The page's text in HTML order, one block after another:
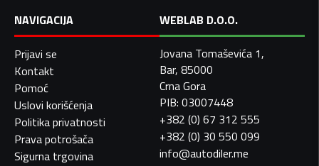
NAVIGACIJA
Prijavi se
Kontakt
Pomoć
Uslovi korišćenja
Politika privatnosti
Prava potrošača
Sigurna trgovina
WEBLAB D.O.O.
Jovana Tomaševića 1,
Bar, 85000
Crna Gora
PIB: 03007448
+382 (0) 67 312 555
+382 (0) 30 550 099
info@autodiler.me